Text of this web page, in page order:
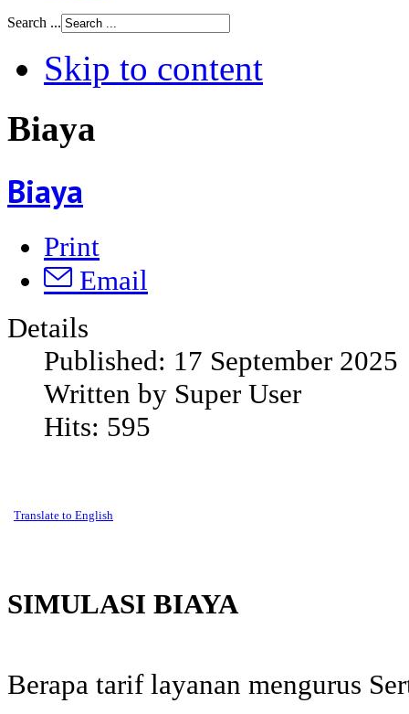
Search ...
Skip to content
Biaya
Biaya
Print
Email
Details
Published: 17 September 2025
Written by Super User
Hits: 595
Translate to English
SIMULASI BIAYA
Berapa tarif layanan mengurus